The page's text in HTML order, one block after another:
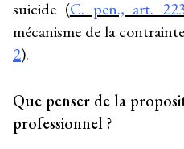
suicide (C. pen., art.
mécanisme de la
2).
Que penser de la
professionnel ?